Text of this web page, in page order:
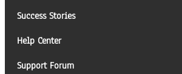
Success Stories
Help Center
Support Forum